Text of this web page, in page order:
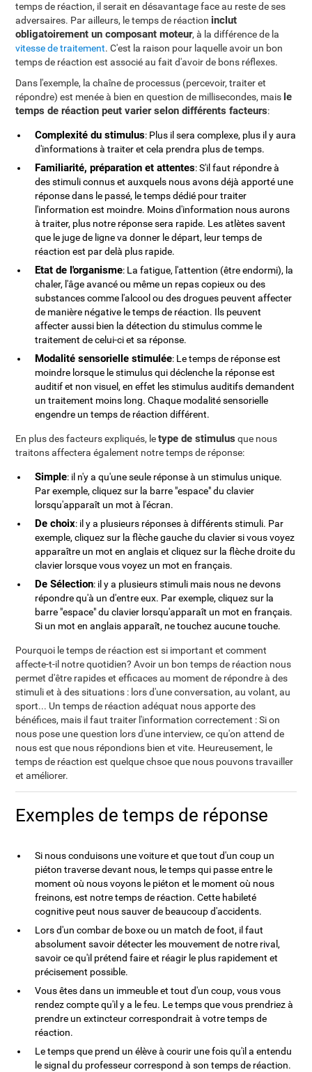
temps de réaction, il serait en désavantage face au reste de ses
adversaires. Par ailleurs, le temps de réaction inclut
obligatoirement un composant moteur, à la différence de la
vitesse de traitement. C'est la raison pour laquelle avoir un bon
temps de réaction est associé au fait d'avoir de bons réflexes.
Dans l'exemple, la chaîne de processus (percevoir, traiter et
répondre) est menée à bien en question de millisecondes, mais le
temps de réaction peut varier selon différents facteurs:
Complexité du stimulus: Plus il sera complexe, plus il y aura
d'informations à traiter et cela prendra plus de temps.
Familiarité, préparation et attentes: S'il faut répondre à
des stimuli connus et auxquels nous avons déjà apporté une
réponse dans le passé, le temps dédié pour traiter
l'information est moindre. Moins d'information nous aurons
à traiter, plus notre réponse sera rapide. Les atlètes savent
que le juge de ligne va donner le départ, leur temps de
réaction est par delà plus rapide.
Etat de l'organisme: La fatigue, l'attention (être endormi), la
chaler, l'âge avancé ou même un repas copieux ou des
substances comme l'alcool ou des drogues peuvent affecter
de manière négative le temps de réaction. Ils peuvent
affecter aussi bien la détection du stimulus comme le
traitement de celui-ci et sa réponse.
Modalité sensorielle stimulée: Le temps de réponse est
moindre lorsque le stimulus qui déclenche la réponse est
auditif et non visuel, en effet les stimulus auditifs demandent
un traitement moins long. Chaque modalité sensorielle
engendre un temps de réaction différent.
En plus des facteurs expliqués, letype de stimulus que nous
traitons affectera également notre temps de réponse:
Simple: il n'y a qu'une seule réponse à un stimulus unique.
Par exemple, cliquez sur la barre "espace" du clavier
lorsqu'apparaît un mot à l'écran.
De choix: il y a plusieurs réponses à différents stimuli. Par
exemple, cliquez sur la flèche gauche du clavier si vous voyez
apparaître un mot en anglais et cliquez sur la flèche droite du
clavier lorsque vous voyez un mot en français.
De Sélection: il y a plusieurs stimuli mais nous ne devons
répondre qu'à un d'entre eux. Par exemple, cliquez sur la
barre "espace" du clavier lorsqu'apparaît un mot en français.
Si un mot en anglais apparaît, ne touchez aucune touche.
Pourquoi le temps de réaction est si important et comment
affecte-t-il notre quotidien? Avoir un bon temps de réaction nous
permet d'être rapides et efficaces au moment de répondre à des
stimuli et à des situations : lors d'une conversation, au volant, au
sport... Un temps de réaction adéquat nous apporte des
bénéfices, mais il faut traiter l'information correctement : Si on
nous pose une question lors d'une interview, ce qu'on attend de
nous est que nous répondions bien et vite. Heureusement, le
temps de réaction est quelque chsoe que nous pouvons travailler
et améliorer.
Exemples de temps de réponse
Si nous conduisons une voiture et que tout d'un coup un
piéton traverse devant nous, le temps qui passe entre le
moment où nous voyons le piéton et le moment où nous
freinons, est notre temps de réaction. Cette habileté
cognitive peut nous sauver de beaucoup d'accidents.
Lors d'un combar de boxe ou un match de foot, il faut
absolument savoir détecter les mouvement de notre rival,
savoir ce qu'il prétend faire et réagir le plus rapidement et
précisement possible.
Vous êtes dans un immeuble et tout d'un coup, vous vous
rendez compte qu'il y a le feu. Le temps que vous prendriez à
prendre un extincteur correspondrait à votre temps de
réaction.
Le temps que prend un élève à courir une fois qu'il a entendu
le signal du professeur correspond à son temps de réaction.